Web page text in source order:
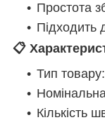
Простота
Підходить
📋
Тип
Кількість